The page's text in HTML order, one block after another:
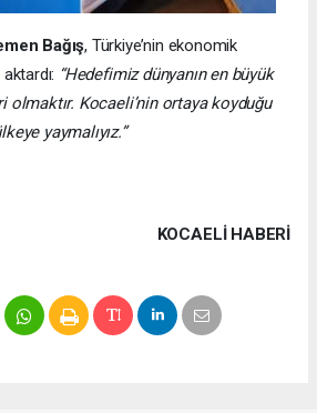
Bağış, Türkiye’nin ekonomik
“Hedefimiz dünyanın en büyük
olmaktır. Kocaeli’nin ortaya koyduğu
yaymalıyız.”
KOCAELI HABERİ